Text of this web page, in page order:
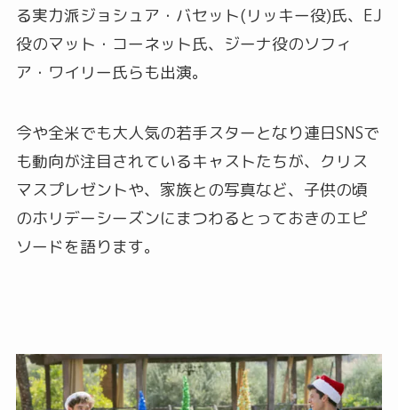
る実力派ジョシュア・バセット(リッキー役)氏、EJ
役のマット・コーネット氏、ジーナ役のソフィ
ア・ワイリー氏らも出演。
今や全米でも大人気の若手スターとなり連日SNSで
も動向が注目されているキャストたちが、クリス
マスプレゼントや、家族との写真など、子供の頃
のホリデーシーズンにまつわるとっておきのエピ
ソードを語ります。